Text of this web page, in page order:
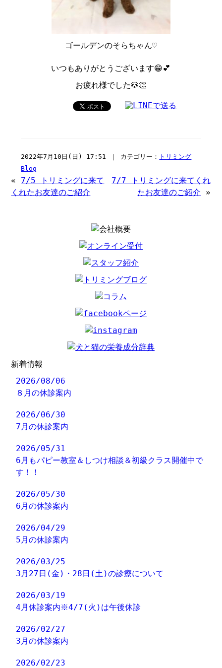
ゴールデンのそらちゃん♡
いつもありがとうございます😁💕
お疲れ様でした🐶👏
2022年7月10日(日) 17:51 ｜ カテゴリー： トリミング
Blog
« 7/5 トリミングに来て
くれたお友達のご紹介
7/7 トリミングに来てくれ
たお友達のご紹介 »
新着情報
2026/08/06
８月の休診案内
2026/06/30
7月の休診案内
2026/05/31
6月もパピー教室＆しつけ相談＆初級クラス開催中で
す！！
2026/05/30
6月の休診案内
2026/04/29
5月の休診案内
2026/03/25
3月27日(金)・28日(土)の診療について
2026/03/19
4月休診案内※4/7(火)は午後休診
2026/02/27
3月の休診案内
2026/02/23